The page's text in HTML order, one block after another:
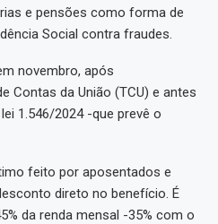
e pensões como forma de
Social contra fraudes.
novembro, após
Contas da União (TCU) e antes
1.546/2024 -que prevê o
feito por aposentados e
direto no benefício. É
da renda mensal -35% com o